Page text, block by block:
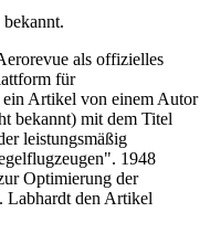
als offizielles
für
Artikel von einem Autor
bekannt) mit dem Titel
leistungsmäßig
1948
Optimierung der
Labhardt den Artikel